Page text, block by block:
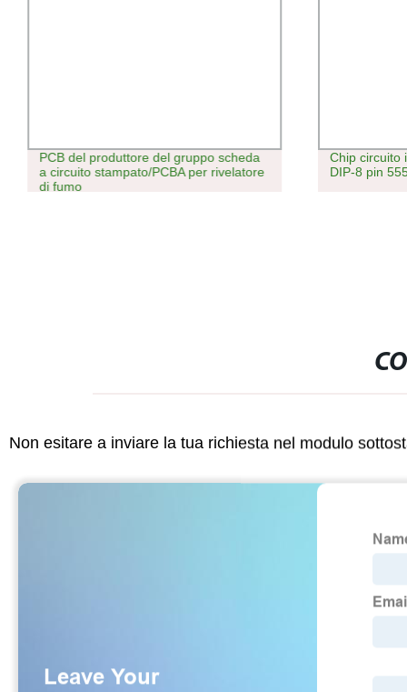
PCB del produttore del gruppo scheda
a circuito stampato/PCBA per rivelatore
di fumo
Chip circuito
DIP-8 pin
Non esitare a inviare la tua richiesta nel modulo